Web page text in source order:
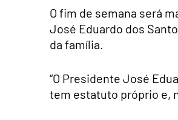
O fim de semana será
José Eduardo dos
da família.
“O Presidente José
tem estatuto próprio e,